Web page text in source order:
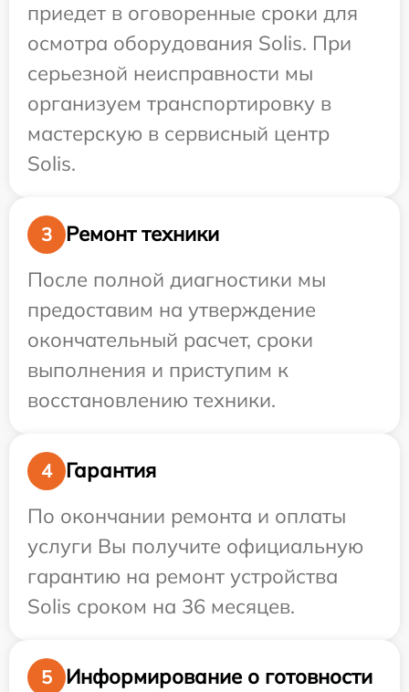
приедет в оговоренные сроки для
осмотра оборудования Solis. При
серьезной неисправности мы
организуем транспортировку в
мастерскую в сервисный центр
Solis.
3
Ремонт техники
После полной диагностики мы
предоставим на утверждение
окончательный расчет, сроки
выполнения и приступим к
восстановлению техники.
4
Гарантия
По окончании ремонта и оплаты
услуги Вы получите официальную
гарантию на ремонт устройства
Solis сроком на 36 месяцев.
5
Информирование о готовности